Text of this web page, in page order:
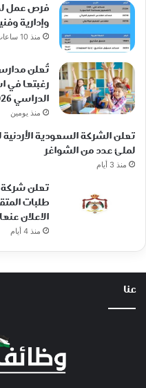
فرص عمل
وإدارية
منذ 10 ساعات
تُعلن
رغبتها في
الدراسي 2026–2027
منذ يومين
تعلن الشركة السعودية الأردنية
لملئ عدد من الشواغر
منذ 3 أيام
تعلن شركة
طلبات
الاعلان عنها
منذ 4 أيام
عنا